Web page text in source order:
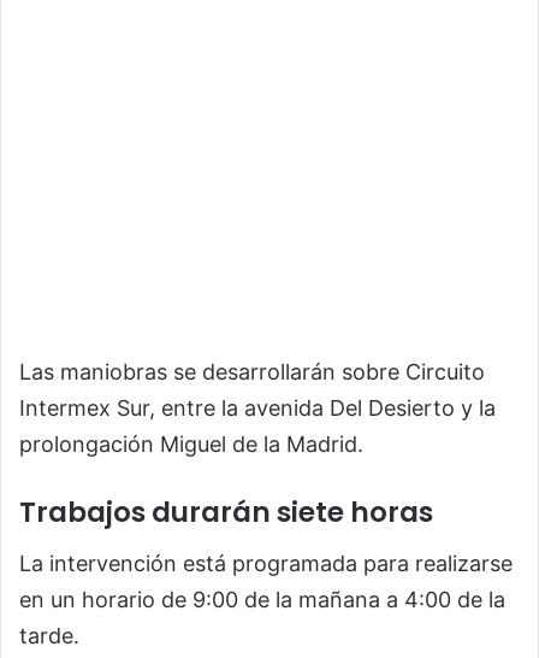
Las maniobras se desarrollarán sobre Circuito
Intermex Sur, entre la avenida Del Desierto y la
prolongación Miguel de la Madrid.
Trabajos durarán siete horas
La intervención está programada para realizarse
en un horario de 9:00 de la mañana a 4:00 de la
tarde.